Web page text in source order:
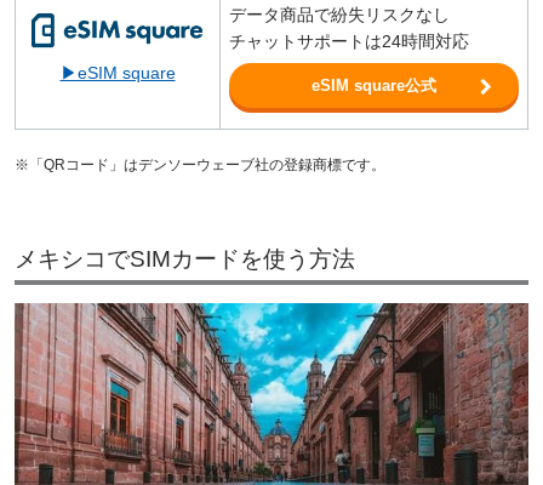
▶eSIM square
データ商品で紛失リスクなし
チャットサポートは24時間対応
eSIM square公式
※「QRコード」はデンソーウェーブ社の登録商標です。
メキシコでSIMカードを使う方法